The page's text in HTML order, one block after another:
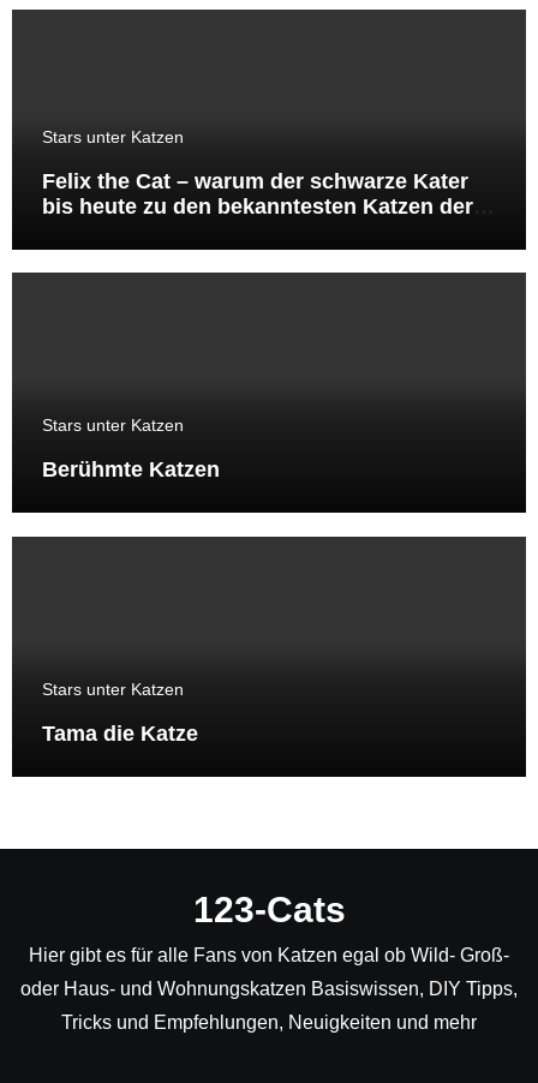
Stars unter Katzen
Felix the Cat – warum der schwarze Kater
bis heute zu den bekanntesten Katzen der
Stars unter Katzen
Berühmte Katzen
Stars unter Katzen
Tama die Katze
123-Cats
Hier gibt es für alle Fans von Katzen egal ob Wild- Groß-
oder Haus- und Wohnungskatzen Basiswissen, DIY Tipps,
Tricks und Empfehlungen, Neuigkeiten und mehr